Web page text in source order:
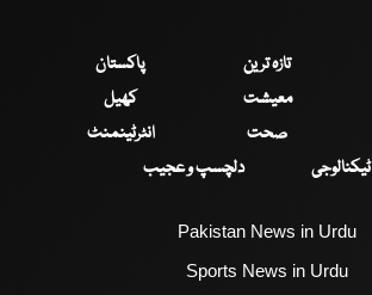
تازہ ترین
پاکستان
معیشت
کھیل
صحت
انٹرٹینمنٹ
ٹیکنالوجی
دلچسپ و عجیب
Pakistan News in Urdu
Sports News in Urdu